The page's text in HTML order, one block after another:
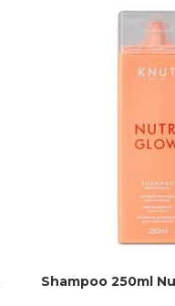
Shampoo 250ml